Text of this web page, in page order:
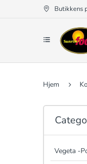
Butikkens
Hjem
Vegeta -